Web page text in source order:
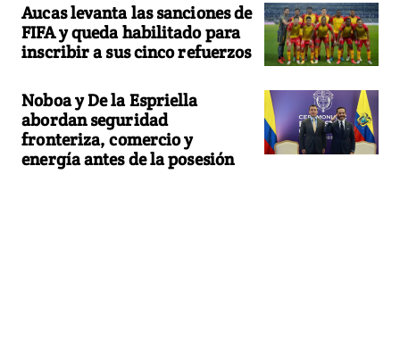
Aucas levanta las sanciones de
FIFA y queda habilitado para
inscribir a sus cinco refuerzos
Noboa y De la Espriella
abordan seguridad
fronteriza, comercio y
energía antes de la posesión